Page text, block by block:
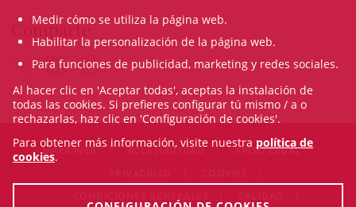
Comparte
MAPA WEB ACCESIBILIDAD
AVISO LEGAL
Medir cómo se utiliza la página web.
Habilitar la personalización de la página web.
Para funciones de publicidad, marketing y redes sociales.
Al hacer clic en 'Aceptar todas', aceptas la instalación de
todas las cookies. Si prefieres configurar tú mismo / a o
rechazarlas, haz clic en 'Configuración de cookies'.
Para obtener más información, visite nuestra política de
cookies.